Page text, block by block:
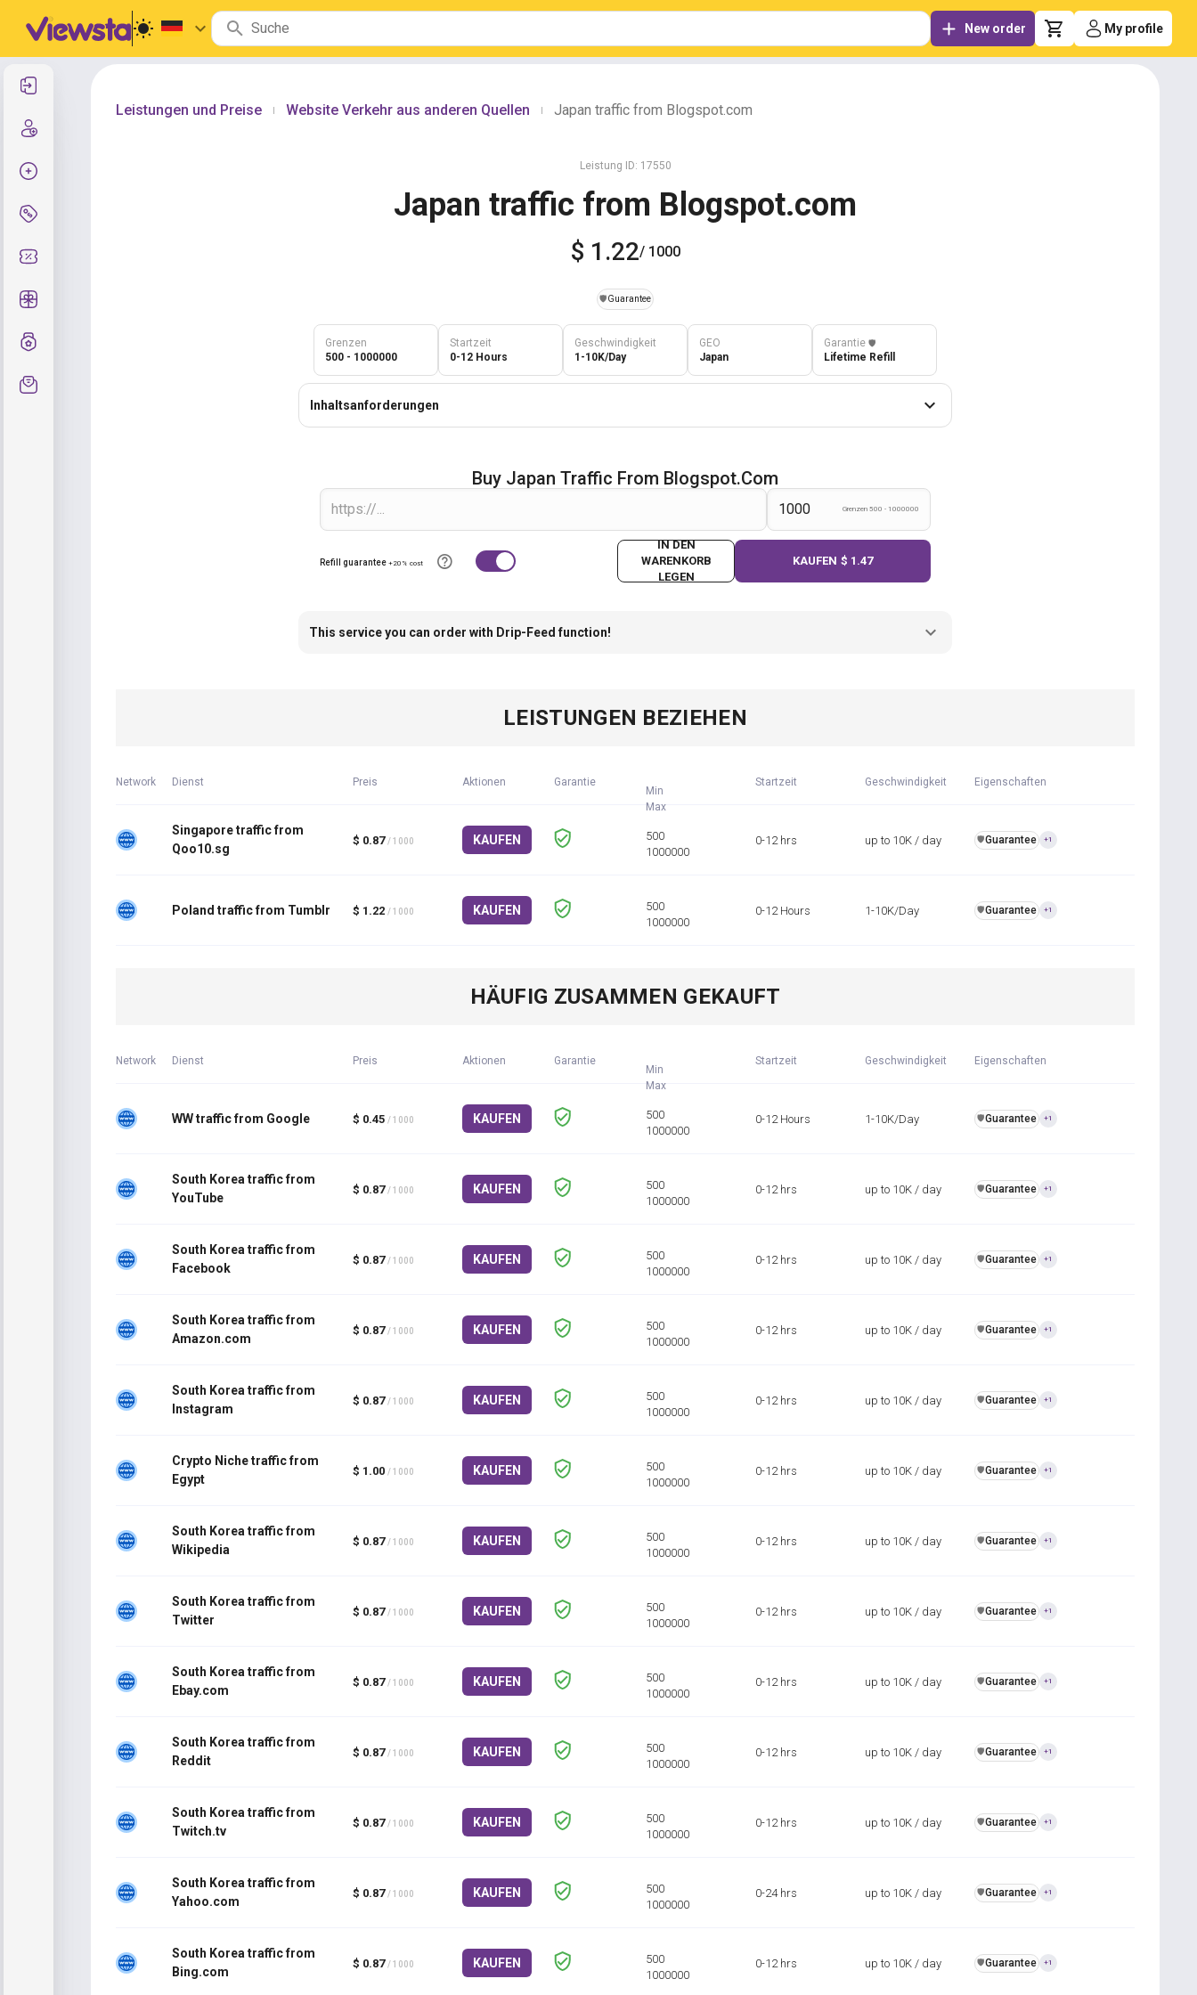
New order My profile
Leistungen und Preise Website Verkehr aus anderen Quellen Japan traffic from Blogspot.com
Leistung ID: 17550
Japan traffic from Blogspot.com
$ 1.22/ 1000
️🛡️Guarantee
Grenzen
500 - 1000000
Startzeit
0-12 Hours
Geschwindigkeit
1-10K/Day
GEO
Japan
Garantie ️🛡️
Lifetime Refill
Inhaltsanforderungen
Buy Japan Traffic From Blogspot.com
Grenzen 500 - 1000000
Refill guarantee +20% cost
IN DEN
WARENKORB
LEGEN
KAUFEN $ 1.47
This service you can order with Drip-Feed function!
LEISTUNGEN BEZIEHEN
Network Dienst Preis Aktionen Garantie
Min
Max
Startzeit Geschwindigkeit Eigenschaften
Singapore traffic from
Qoo10.sg
$ 0.87 / 1000 KAUFEN
500
1000000
0-12 hrs up to 10K / day ️🛡️Guarantee +1
Poland traffic from Tumblr $ 1.22 / 1000 KAUFEN
500
1000000
0-12 Hours 1-10K/Day ️🛡️Guarantee +1
HÄUFIG ZUSAMMEN GEKAUFT
Network Dienst Preis Aktionen Garantie
Min
Max
Startzeit Geschwindigkeit Eigenschaften
WW traffic from Google $ 0.45 / 1000 KAUFEN
500
1000000
0-12 Hours 1-10K/Day ️🛡️Guarantee +1
South Korea traffic from
YouTube
$ 0.87 / 1000 KAUFEN
500
1000000
0-12 hrs up to 10K / day ️🛡️Guarantee +1
South Korea traffic from
Facebook
$ 0.87 / 1000 KAUFEN
500
1000000
0-12 hrs up to 10K / day ️🛡️Guarantee +1
South Korea traffic from
Amazon.com
$ 0.87 / 1000 KAUFEN
500
1000000
0-12 hrs up to 10K / day ️🛡️Guarantee +1
South Korea traffic from
Instagram
$ 0.87 / 1000 KAUFEN
500
1000000
0-12 hrs up to 10K / day ️🛡️Guarantee +1
Crypto Niche traffic from
Egypt
$ 1.00 / 1000 KAUFEN
500
1000000
0-12 hrs up to 10K / day ️🛡️Guarantee +1
South Korea traffic from
Wikipedia
$ 0.87 / 1000 KAUFEN
500
1000000
0-12 hrs up to 10K / day ️🛡️Guarantee +1
South Korea traffic from
Twitter
$ 0.87 / 1000 KAUFEN
500
1000000
0-12 hrs up to 10K / day ️🛡️Guarantee +1
South Korea traffic from
Ebay.com
$ 0.87 / 1000 KAUFEN
500
1000000
0-12 hrs up to 10K / day ️🛡️Guarantee +1
South Korea traffic from
Reddit
$ 0.87 / 1000 KAUFEN
500
1000000
0-12 hrs up to 10K / day ️🛡️Guarantee +1
South Korea traffic from
Twitch.tv
$ 0.87 / 1000 KAUFEN
500
1000000
0-12 hrs up to 10K / day ️🛡️Guarantee +1
South Korea traffic from
Yahoo.com
$ 0.87 / 1000 KAUFEN
500
1000000
0-24 hrs up to 10K / day ️🛡️Guarantee +1
South Korea traffic from
Bing.com
$ 0.87 / 1000 KAUFEN
500
1000000
0-12 hrs up to 10K / day ️🛡️Guarantee +1